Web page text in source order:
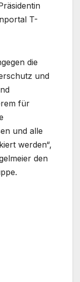
T-
die
und
für
und alle
werden“,
den